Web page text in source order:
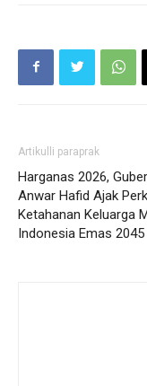
Artikulli paraprak
Harganas 2026,
Anwar Hafid Ajak
Ketahanan Keluarga
Indonesia Emas 2045